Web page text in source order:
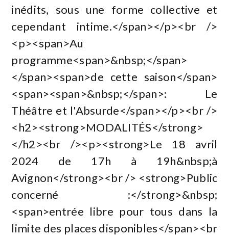
inédits, sous une forme collective et
cependant intime.</span></p><br />
<p><span>Au
programme<span>&nbsp;</span>
</span><span>de cette saison</span>
<span><span>&nbsp;</span>: Le
Théâtre et l'Absurde</span></p><br />
<h2><strong>MODALITÉS</strong>
</h2><br /><p><strong>Le 18 avril
2024 de 17h à 19h&nbsp;à
Avignon</strong><br /> <strong>Public
concerné :</strong>&nbsp;
<span>entrée libre pour tous dans la
limite des places disponibles</span><br